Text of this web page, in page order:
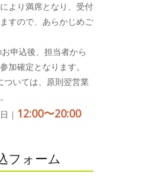
より満席となり、受付
すので、あらかじめご
申込後、担当者から
加確定となります。
ついては、原則翌営業
｜ 12:00〜20:00
フォーム